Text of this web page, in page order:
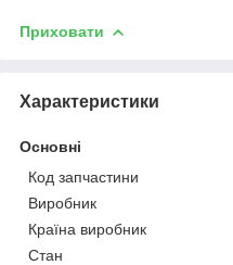
Приховати
Характеристики
Основні
Код запчастини
Виробник
Країна виробник
Стан